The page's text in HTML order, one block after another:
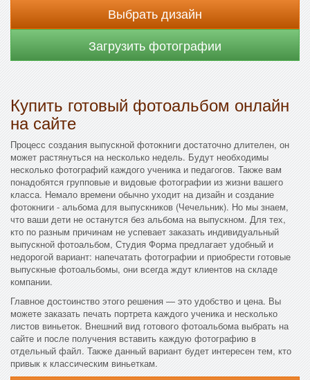
Выбрать дизайн
Загрузить фотографии
Купить готовый фотоальбом онлайн
на сайте
Процесс создания выпускной фотокниги достаточно длителен, он
может растянуться на несколько недель. Будут необходимы
несколько фотографий каждого ученика и педагогов. Также вам
понадобятся групповые и видовые фотографии из жизни вашего
класса. Немало времени обычно уходит на дизайн и создание
фотокниги - альбома для выпускников (Чечельник). Но мы знаем,
что ваши дети не останутся без альбома на выпускном. Для тех,
кто по разным причинам не успевает заказать индивидуальный
выпускной фотоальбом, Студия Форма предлагает удобный и
недорогой вариант: напечатать фотографии и приобрести готовые
выпускные фотоальбомы, они всегда ждут клиентов на складе
компании.
Главное достоинство этого решения — это удобство и цена. Вы
можете заказать печать портрета каждого ученика и несколько
листов виньеток. Внешний вид готового фотоальбома выбрать на
сайте и после получения вставить каждую фотографию в
отдельный файл. Также данный вариант будет интересен тем, кто
привык к классическим виньеткам.